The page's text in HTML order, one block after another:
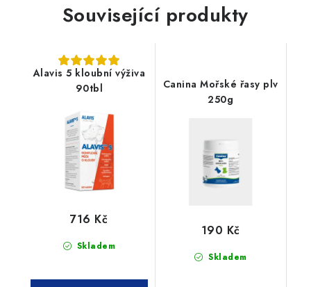
Související produkty
Alavis 5 kloubní výživa
90tbl
Skladem
716 Kč
Canina Mořské řasy plv
250g
Skladem
190 Kč